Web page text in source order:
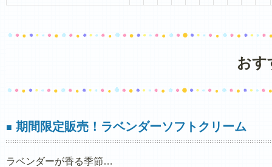
おす
■ 期間限定販売！ラベンダーソフトクリーム
ラベンダーが香る季節…